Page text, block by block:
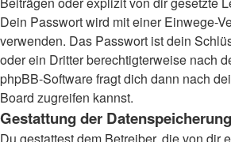
Dein Passwort wird mit einer Einwege-
verwenden. Das Passwort ist dein
oder ein Dritter berechtigterweise nach
phpBB-Software fragt dich dann nach
Board zugreifen kannst.
Gestattung der Datenspeicherung